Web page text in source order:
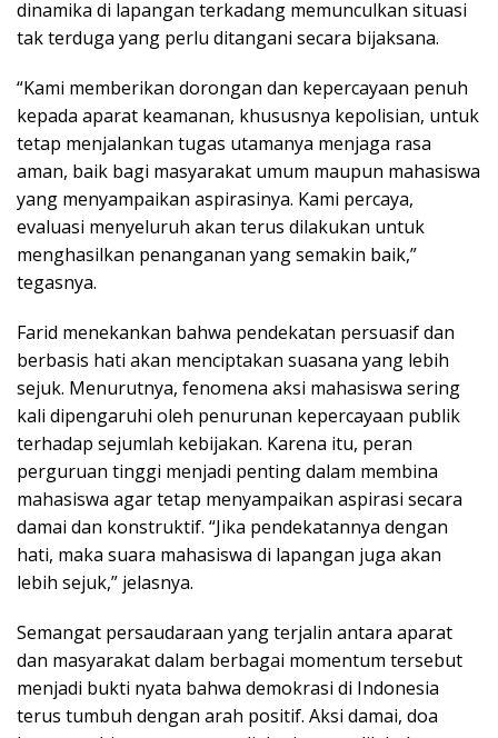
dinamika di lapangan terkadang memunculkan situasi
tak terduga yang perlu ditangani secara bijaksana.
“Kami memberikan dorongan dan kepercayaan penuh
kepada aparat keamanan, khususnya kepolisian, untuk
tetap menjalankan tugas utamanya menjaga rasa
aman, baik bagi masyarakat umum maupun mahasiswa
yang menyampaikan aspirasinya. Kami percaya,
evaluasi menyeluruh akan terus dilakukan untuk
menghasilkan penanganan yang semakin baik,”
tegasnya.
Farid menekankan bahwa pendekatan persuasif dan
berbasis hati akan menciptakan suasana yang lebih
sejuk. Menurutnya, fenomena aksi mahasiswa sering
kali dipengaruhi oleh penurunan kepercayaan publik
terhadap sejumlah kebijakan. Karena itu, peran
perguruan tinggi menjadi penting dalam membina
mahasiswa agar tetap menyampaikan aspirasi secara
damai dan konstruktif. “Jika pendekatannya dengan
hati, maka suara mahasiswa di lapangan juga akan
lebih sejuk,” jelasnya.
Semangat persaudaraan yang terjalin antara aparat
dan masyarakat dalam berbagai momentum tersebut
menjadi bukti nyata bahwa demokrasi di Indonesia
terus tumbuh dengan arah positif. Aksi damai, doa